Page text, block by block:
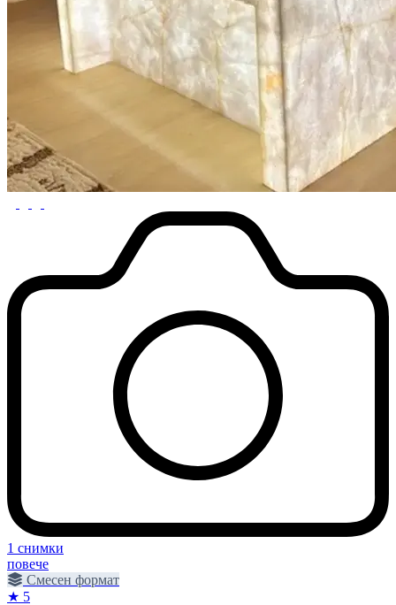
1 снимки
повече
Смесен формат
★ 5